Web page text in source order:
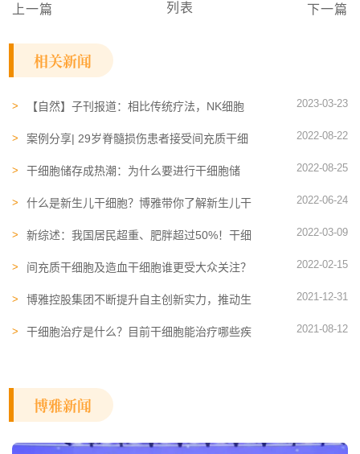
上一篇 列表 下一篇
相关新闻
【自然】子刊报道：相比传统疗法，NK细胞
2023-03-23
案例分享| 29岁脊髓损伤患者接受间充质干细
2022-08-22
干细胞储存成热潮：为什么要进行干细胞储
2022-08-25
什么是新生儿干细胞？博雅带你了解新生儿干
2022-06-24
新综述：我国居民超重、肥胖超过50%！干细
2022-03-09
间充质干细胞及造血干细胞谁更受大众关注？
2022-02-15
博雅控股集团不断提升自主创新实力，推动生
2021-12-31
干细胞治疗是什么？目前干细胞能治疗哪些疾
2021-08-12
博雅新闻